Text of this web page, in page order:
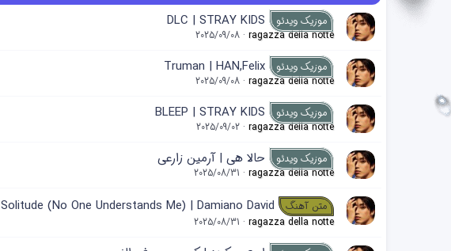
موزیک ویدئو DLC | STRAY KIDS
ragazza della notte
2025/09/08
موزیک ویدئو Truman | HAN,Felix
ragazza della notte
2025/09/08
موزیک ویدئو BLEEP | STRAY KIDS
ragazza della notte
2025/09/02
موزیک ویدئو حالا هی | آرمین زارعی
ragazza della notte
2025/08/31
متن آهنگ Solitude (No One Understands Me) | Damiano David
ragazza della notte
2025/08/31